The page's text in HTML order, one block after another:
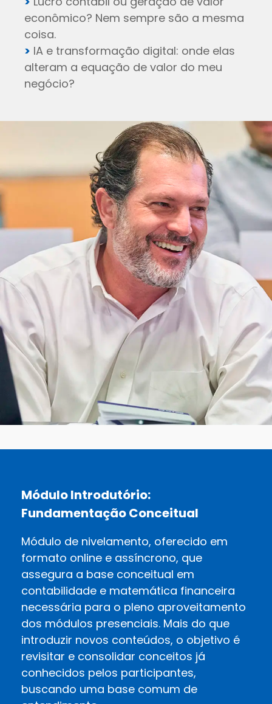
econômico? Nem sempre são a mesma
coisa.
> IA e transformação digital: onde elas
alteram a equação de valor do meu
negócio?
Módulo Introdutório:
Fundamentação Conceitual
Módulo de nivelamento, oferecido em
formato online e assíncrono, que
assegura a base conceitual em
contabilidade e matemática financeira
necessária para o pleno aproveitamento
dos módulos presenciais. Mais do que
introduzir novos conteúdos, o objetivo é
revisitar e consolidar conceitos já
conhecidos pelos participantes,
buscando uma base comum de